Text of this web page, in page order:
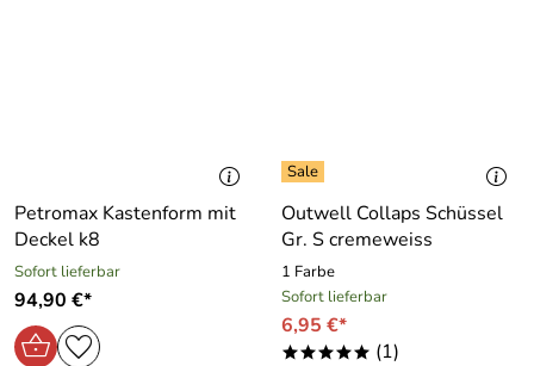
Petromax Kastenform mit
Deckel k8
Sofort lieferbar
94,90 €*
Outwell Collaps Schüssel
Gr. S cremeweiss
1 Farbe
Sofort lieferbar
6,95 €*
***** (1)